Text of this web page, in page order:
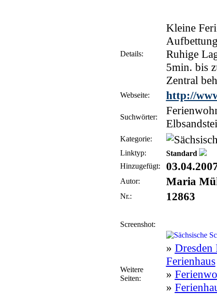
Details:
Kleine
Ruhige
5min. bis
Zentral
Webseite: http://
Suchwörter:
Kategorie:
Linktyp:
Standard
Hinzugefügt:
Autor: Maria
Nr.: 12863
Screenshot:
Weitere
Seiten:
» Dresden
Ferienhaus
»
»